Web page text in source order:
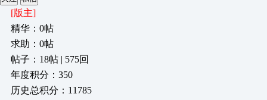
[版主]
精华：0帖
求助：0帖
帖子：18帖 | 575回
年度积分：350
历史总积分：11785